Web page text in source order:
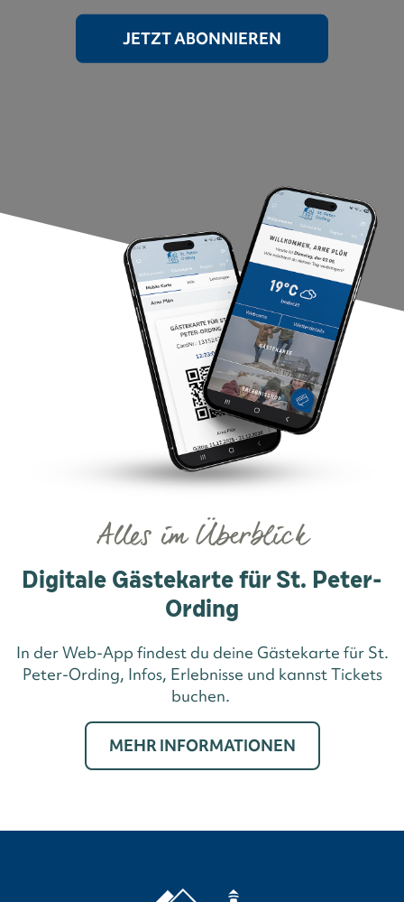
Alles im Überblick
Digitale Gästekarte für St. Peter-
Ording
In der Web-App findest du deine Gästekarte für St.
Peter-Ording, Infos, Erlebnisse und kannst Tickets
buchen.
MEHR INFORMATIONEN